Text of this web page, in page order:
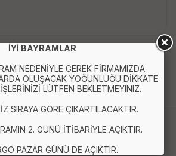
İYİ BAYRAMLAR
NEDENİYLE GEREK FİRMAMIZDA
OLUŞACAK YOĞUNLUĞU DİKKATE
LÜTFEN BEKLETMEYINIZ.
SIRAYA GÖRE ÇIKARTILACAKTIR.
2. GÜNÜ İTİBARİYLE AÇIKTIR.
PAZAR GÜNÜ DE AÇIKTIR.